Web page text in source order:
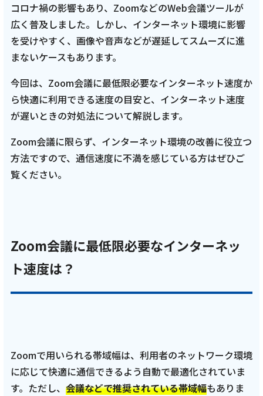
おトクなプラン
パンフレット・チラシ
会社案内
ウェブサイトのご利用について
放送基準
放送番組審議会議事録
情報セキュリティ基本方針
コロナ禍の影響もあり、ZoomなどのWeb会議ツールが
広く普及しました。しかし、インターネット環境に影響
を受けやすく、画像や音声などが遅延してスムーズに進
まないケースもあります。
今回は、Zoom会議に最低限必要なインターネット速度か
ら快適に利用できる速度の目安と、インターネット速度
が遅いときの対処法について解説します。
Zoom会議に限らず、インターネット環境の改善に役立つ
方法ですので、通信速度に不満を感じている方はぜひご
覧ください。
Zoom会議に最低限必要なインターネッ
ト速度は？
Zoomで用いられる帯域幅は、利用者のネットワーク環境
に応じて快適に通信できるよう自動で最適化されていま
す。ただし、 会議などで推奨されている帯域幅もありま